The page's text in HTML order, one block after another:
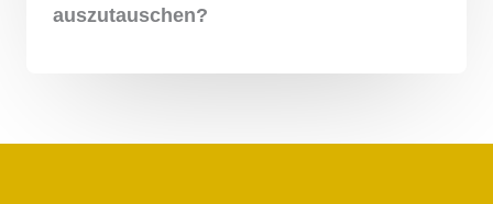
auszutauschen?